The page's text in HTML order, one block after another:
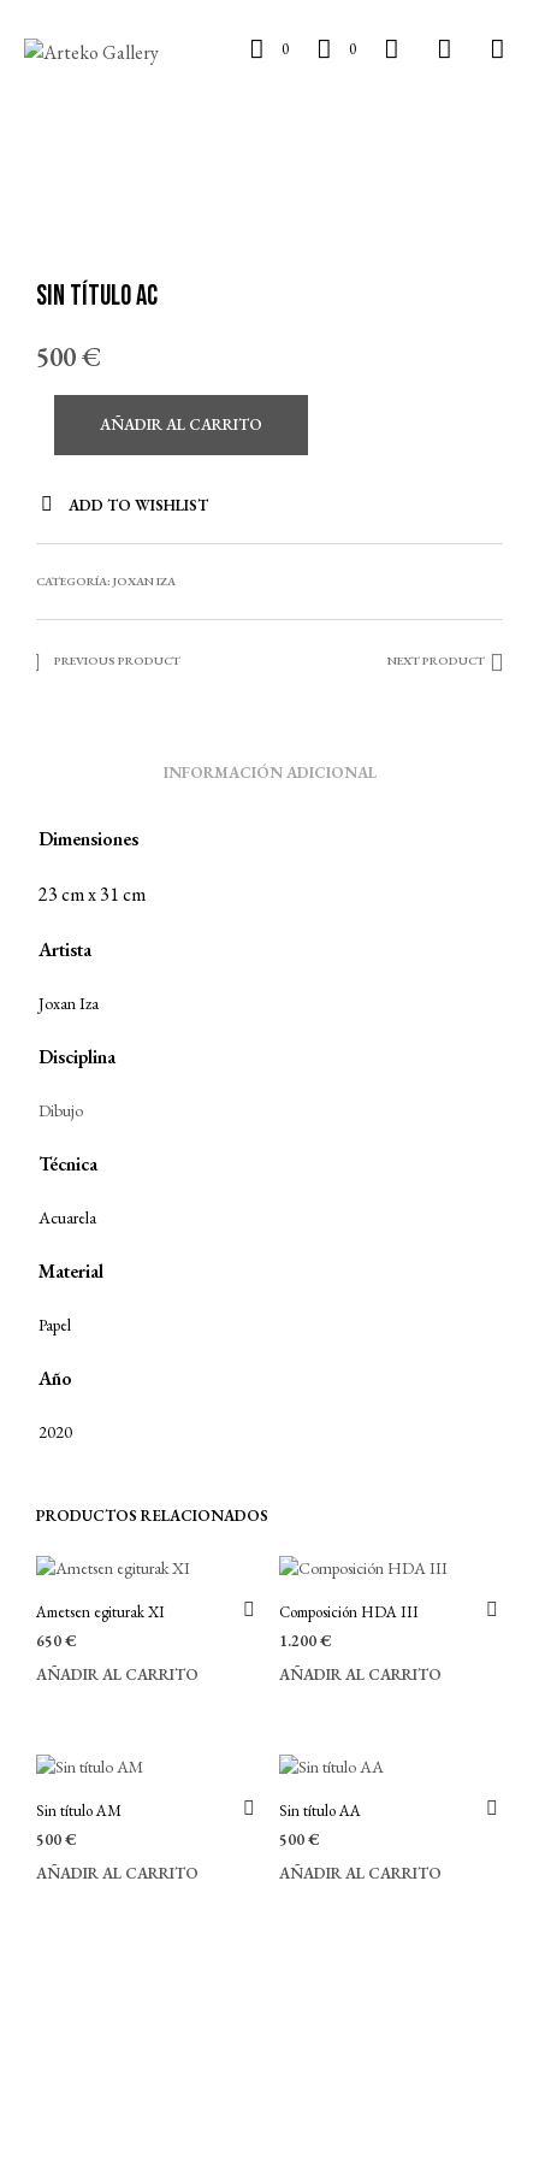
0 0
Sin título AC
500€
AÑADIR AL CARRITO
ADD TO WISHLIST
CATEGORÍA: JOXAN IZA
PREVIOUS PRODUCT NEXT PRODUCT
INFORMACIÓN ADICIONAL
Dimensiones
23 cm x 31 cm
Artista
Joxan Iza
Disciplina
Dibujo
Técnica
Acuarela
Material
Papel
Año
2020
PRODUCTOS RELACIONADOS
Ametsen egiturak XI
650€
AÑADIR AL CARRITO
Composición HDA III
1.200€
AÑADIR AL CARRITO
Sin título AM
500€
AÑADIR AL CARRITO
Sin título AA
500€
AÑADIR AL CARRITO